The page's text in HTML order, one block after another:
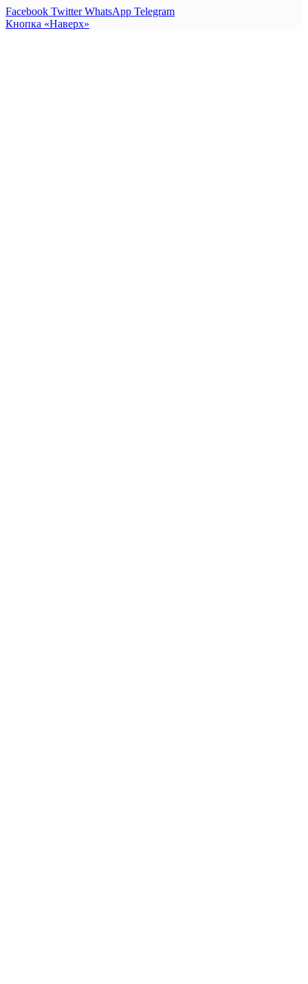
Facebook Twitter WhatsApp Telegram
Кнопка «Наверх»